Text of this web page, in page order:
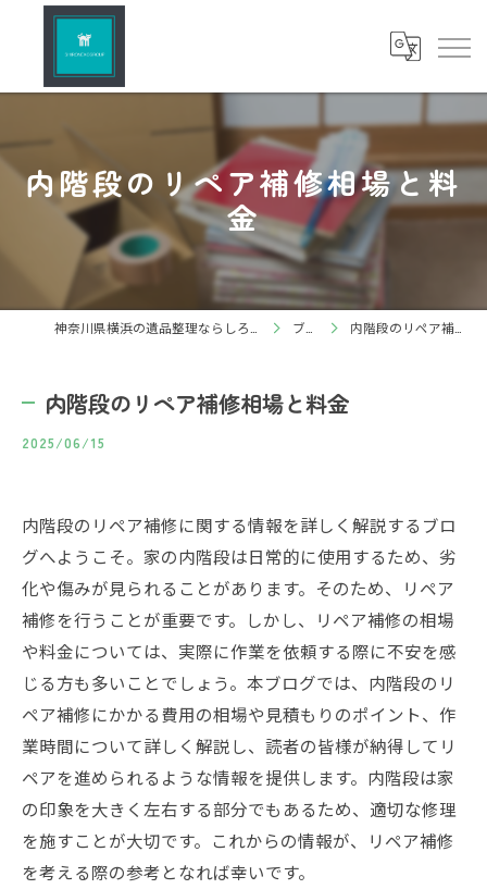
内階段のリペア補修相場と料
金
ブログ 内階段のリペア補修相場と料金
内階段のリペア補修相場と料金
2025/06/15
内階段のリペア補修に関する情報を詳しく解説するブロ
グへようこそ。家の内階段は日常的に使用するため、劣
化や傷みが見られることがあります。そのため、リペア
補修を行うことが重要です。しかし、リペア補修の相場
や料金については、実際に作業を依頼する際に不安を感
じる方も多いことでしょう。本ブログでは、内階段のリ
ペア補修にかかる費用の相場や見積もりのポイント、作
業時間について詳しく解説し、読者の皆様が納得してリ
ペアを進められるような情報を提供します。内階段は家
の印象を大きく左右する部分でもあるため、適切な修理
を施すことが大切です。これからの情報が、リペア補修
を考える際の参考となれば幸いです。